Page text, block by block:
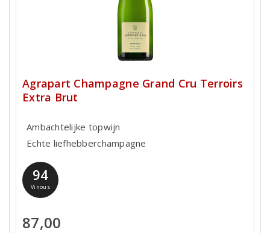
Agrapart Champagne Grand Cru Terroirs
Extra Brut
Ambachtelijke topwijn
Echte liefhebberchampagne
94
Vinous
87,00